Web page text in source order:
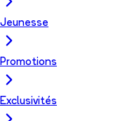
Jeunesse
Promotions
Exclusivités